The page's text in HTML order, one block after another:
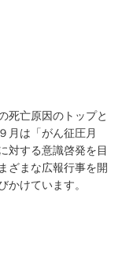
死亡原因のトップと
月は「がん征圧月
対する意識啓発を目
ざまな広報行事を開
かけています。